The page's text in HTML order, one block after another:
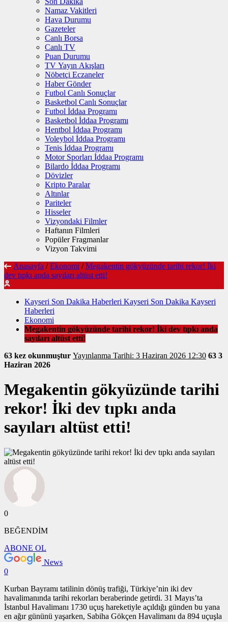
Namaz Vakitleri
Hava Durumu
Gazeteler
Canlı Borsa
Canlı TV
Puan Durumu
TV Yayın Akışları
Nöbetçi Eczaneler
Haber Gönder
Futbol Canlı Sonuçlar
Basketbol Canlı Sonuçlar
Futbol İddaa Programı
Basketbol İddaa Programı
Hentbol İddaa Programı
Voleybol İddaa Programı
Tenis İddaa Programı
Motor Sporları İddaa Programı
Bilardo İddaa Programı
Dövizler
Kripto Paralar
Altınlar
Pariteler
Hisseler
Vizyondaki Filmler
Haftanın Filmleri
Popüler Fragmanlar
Vizyon Takvimi
Anasayfa / Ekonomi / Megakentin gökyüzünde tarihi rekor! İki
dev tıpkı anda sayıları altüst etti!
Kayseri Son Dakika Haberleri Kayseri Son Dakika Kayseri
Haberleri
Ekonomi
Megakentin gökyüzünde tarihi rekor! İki dev tıpkı anda
sayıları altüst etti!
63 kez okunmuştur
Yayınlanma Tarihi: 3 Haziran 2026 12:30 63 3
Haziran 2026
Megakentin gökyüzünde tarihi
rekor! İki dev tıpkı anda
sayıları altüst etti!
0
BEĞENDİM
ABONE OL
News
0
Kurban Bayramı tatilinin dönüş trafiği, Türkiye’nin iki dev
havalimanında tarihi rekorları beraberinde getirdi. 31 Mayıs’ta
İstanbul Havalimanı 1730 uçuş hareketiyle açıldığı günden bu yana
en ağır gününü yaşarken, Sabiha Gökçen Havalimanı da 894 uçuşla